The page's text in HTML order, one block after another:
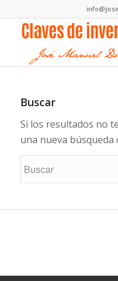
Buscar
Si los resultados no
una nueva